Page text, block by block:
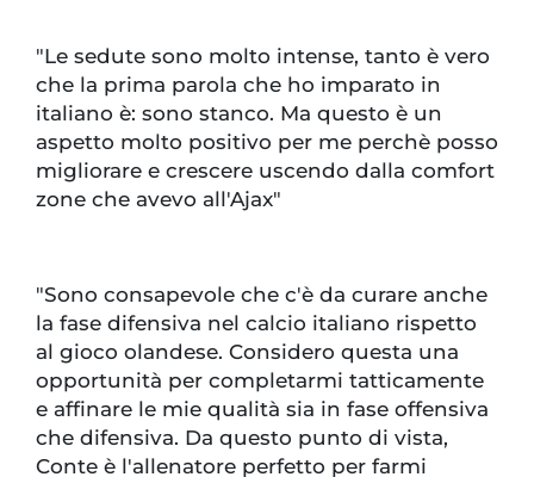
"Le sedute sono molto intense, tanto è vero
che la prima parola che ho imparato in
italiano è: sono stanco. Ma questo è un
aspetto molto positivo per me perchè posso
migliorare e crescere uscendo dalla comfort
zone che avevo all'Ajax"
"Sono consapevole che c'è da curare anche
la fase difensiva nel calcio italiano rispetto
al gioco olandese. Considero questa una
opportunità per completarmi tatticamente
e affinare le mie qualità sia in fase offensiva
che difensiva. Da questo punto di vista,
Conte è l'allenatore perfetto per farmi